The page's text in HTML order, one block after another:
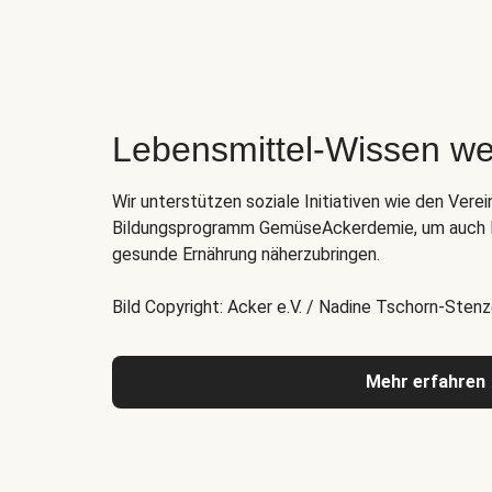
Lebensmittel-Wissen
Wir unterstützen soziale Initiativen wie den
Bildungsprogramm GemüseAckerdemie, um
gesunde Ernährung näherzubringen.
Bild Copyright: Acker e.V. / Nadine Tschorn-
Mehr erfahren